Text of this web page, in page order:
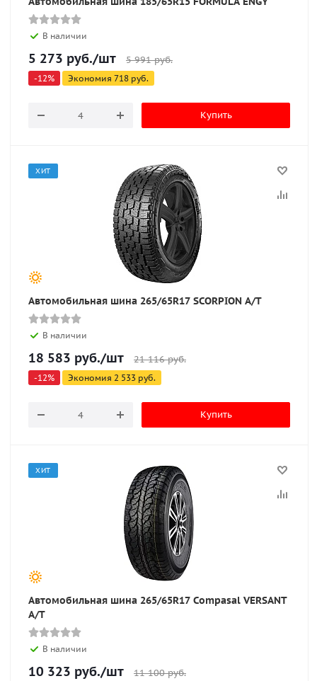
В наличии
5 273 руб./шт 5 991руб.
-12% Экономия 718 руб.
Купить
ХИТ
Автомобильная шина 265/65R17 SCORPION A/T
В наличии
18 583 руб./шт 21 116руб.
-12% Экономия 2 533 руб.
Купить
ХИТ
Автомобильная шина 265/65R17 Compasal VERSANT
A/T
В наличии
10 323 руб./шт 11 100руб.